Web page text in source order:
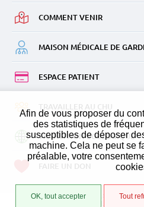
Afin de vous proposer du
des statistiques de
susceptibles de déposer
machine. Cela ne peut se
préalable, votre
OK, tout accepter Tout
COMMENT VENIR
MAISON MÉDICALE DE
ESPACE PATIENT
TRAVAILLER AU CHU
TRANSITIONÉCOLOGIQUE
FAIRE UN DON
ESPACE PATIENT